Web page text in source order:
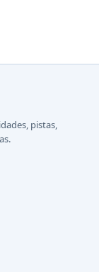
pistas,